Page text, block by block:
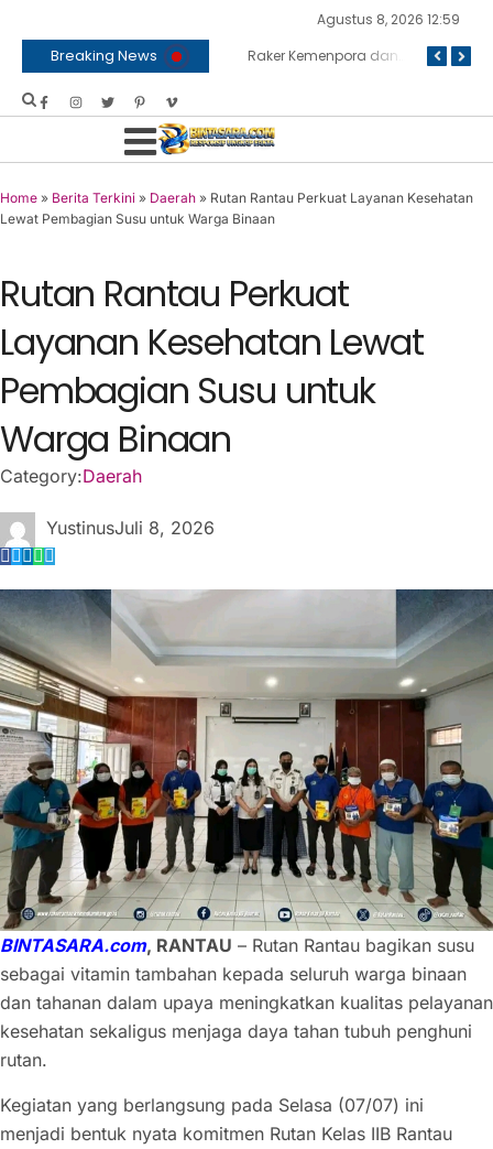
Agustus 8, 2026 12:59
Breaking News
Home » Berita Terkini » Daerah » Rutan Rantau Perkuat Layanan Kesehatan
Lewat Pembagian Susu untuk Warga Binaan
Rutan Rantau Perkuat
Layanan Kesehatan Lewat
Pembagian Susu untuk
Warga Binaan
Category:Daerah
YustinusJuli 8, 2026
BINTASARA.com, RANTAU – Rutan Rantau bagikan susu
sebagai vitamin tambahan kepada seluruh warga binaan
dan tahanan dalam upaya meningkatkan kualitas pelayanan
kesehatan sekaligus menjaga daya tahan tubuh penghuni
rutan.
Kegiatan yang berlangsung pada Selasa (07/07) ini
menjadi bentuk nyata komitmen Rutan Kelas IIB Rantau